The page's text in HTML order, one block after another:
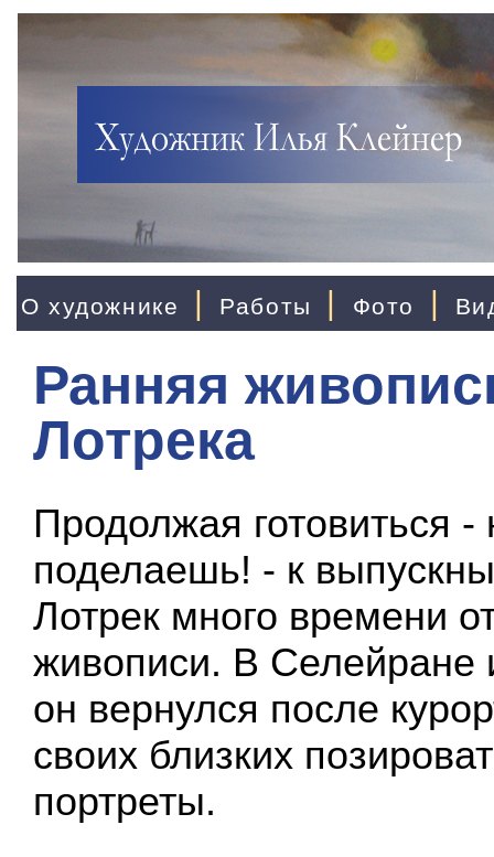
О художнике | Работы | Фото |
Ранняя
Лотрека
Продолжая готовиться -
поделаешь! - к
Лотрек много времени
живописи. В Селейране
он вернулся после
своих близких
портреты.